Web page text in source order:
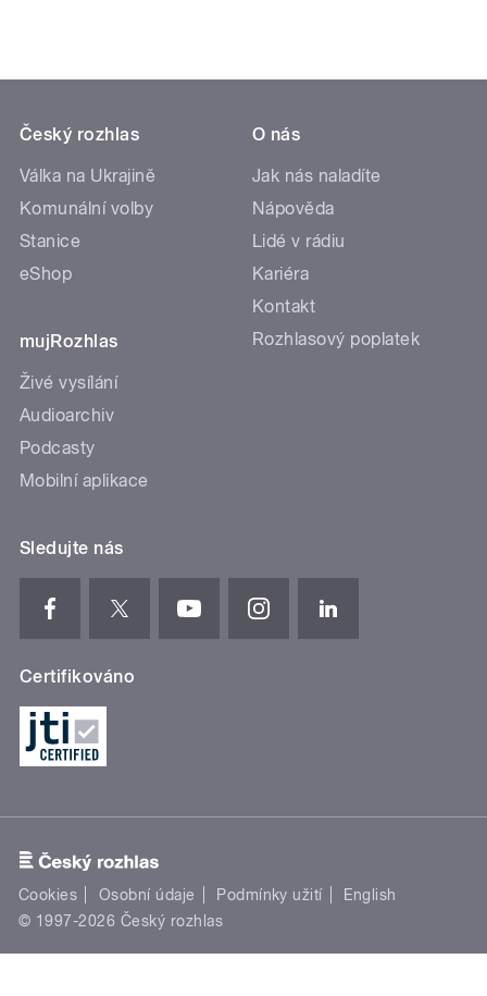
Český rozhlas
Válka na Ukrajině
Komunální volby
Stanice
eShop
mujRozhlas
Živé vysílání
Audioarchiv
Podcasty
Mobilní aplikace
O nás
Jak nás naladíte
Nápověda
Lidé v rádiu
Kariéra
Kontakt
Rozhlasový poplatek
Sledujte nás
Certifikováno
Cookies Osobní údaje Podmínky užití
English
© 1997-2026 Český rozhlas